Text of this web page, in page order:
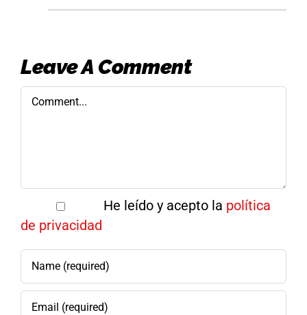
Leave A Comment
Comment
He leído y acepto la política
de privacidad